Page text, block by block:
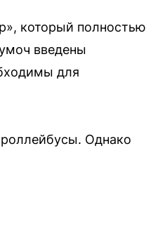
который полностью
введены
для
Однако